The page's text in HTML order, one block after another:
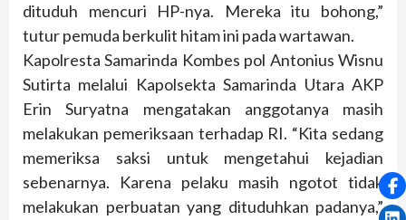
dituduh mencuri HP-nya. Mereka itu bohong,”
tutur pemuda berkulit hitam ini pada wartawan.
Kapolresta Samarinda Kombes pol Antonius Wisnu
Sutirta melalui Kapolsekta Samarinda Utara AKP
Erin Suryatna mengatakan anggotanya masih
melakukan pemeriksaan terhadap RI. “Kita sedang
memeriksa saksi untuk mengetahui kejadian
sebenarnya. Karena pelaku masih ngotot tidak
melakukan perbuatan yang dituduhkan padanya,”